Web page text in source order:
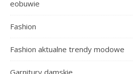
eobuwie
Fashion
Fashion aktualne trendy modowe
Garnitury damskie